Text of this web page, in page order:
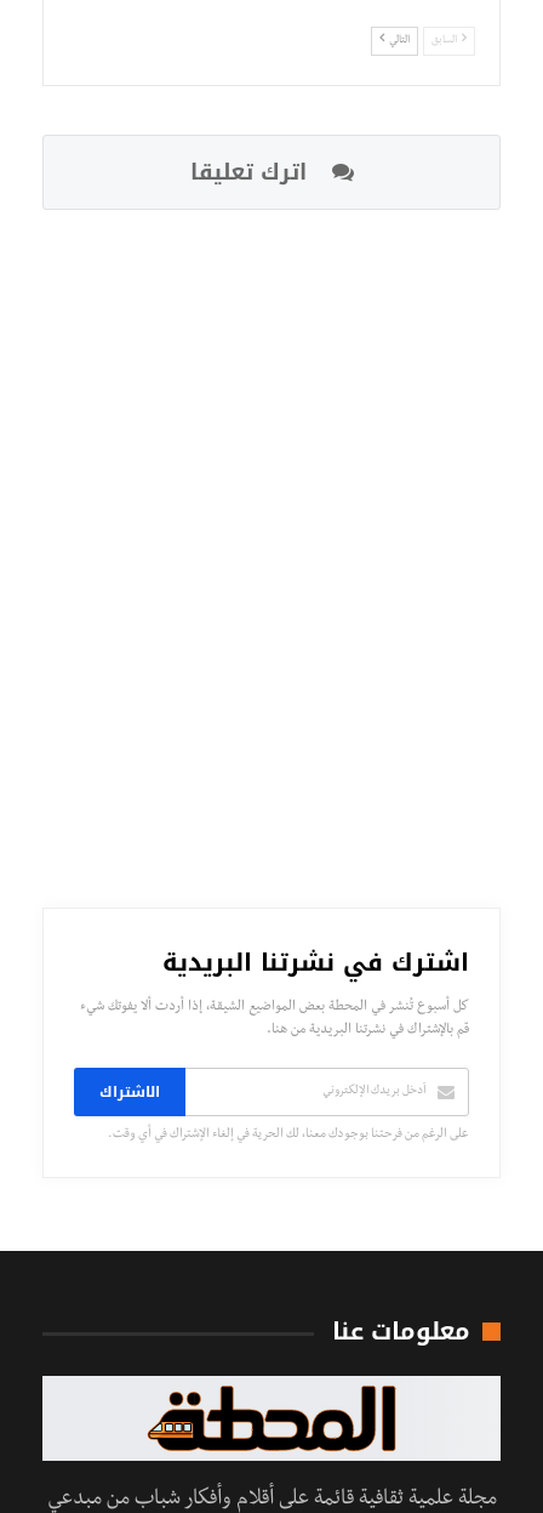
السابق التالي
اترك تعليقا
اشترك في نشرتنا البريدية
كل أسبوع تُنشر في المحطة بعض المواضيع الشيقة، إذا أردت ألا يفوتك شيء
قم بالإشتراك في نشرتنا البريدية من هنا.
الاشتراك
على الرغم من فرحتنا بوجودك معنا، لك الحرية في إلغاء الإشتراك في أي وقت.
معلومات عنا
مجلة علمية ثقافية قائمة على أقلام وأفكار شباب من مبدعي